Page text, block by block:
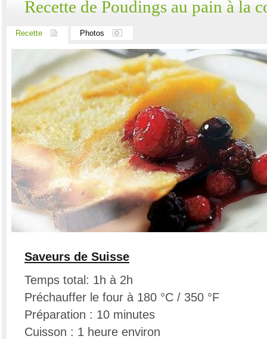
Recette de Poudings au pain à la
Recette Photos
Saveurs de Suisse
Temps total: 1h à 2h
Préchauffer le four à 180 °C / 350 °F
Préparation : 10 minutes
Cuisson : 1 heure environ